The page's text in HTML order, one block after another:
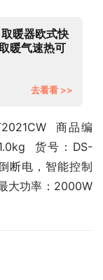
暖器欧式快
暖气速热可
快速升温】
去看看 >>
商品编
货号：DS-
断电，智能控制
大功率：2000W